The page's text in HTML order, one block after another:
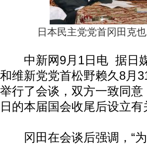
日本民主党党首冈田克
中新网9月1日电 据日媒
和维新党党首松野赖久8月
举行了会谈，双方一致同
日的本届国会收尾后设立
冈田在会谈后强调，“为